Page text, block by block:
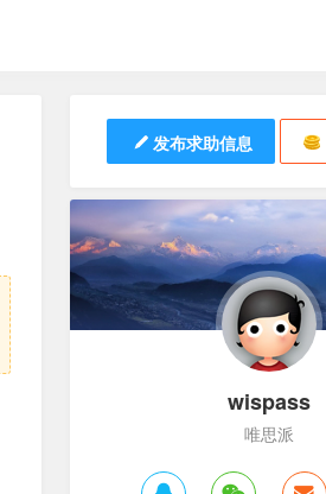
发布求助信息
wispass
唯思派